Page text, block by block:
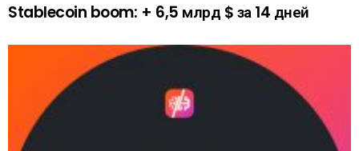
Stablecoin boom: + 6,5 млрд $ за 14 дней